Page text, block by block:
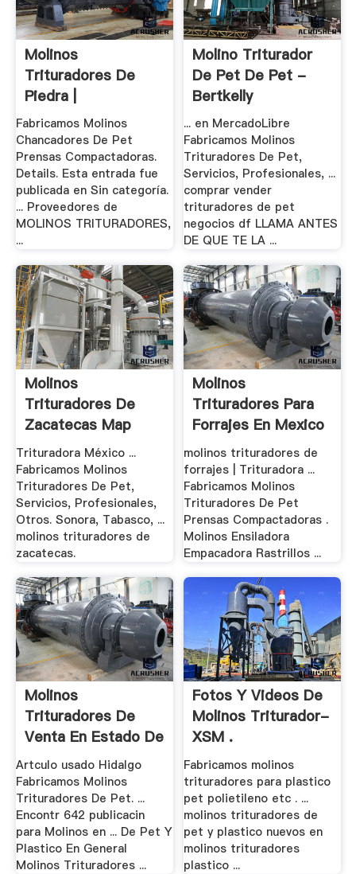
Molinos
Trituradores De
Piedra |
Trituradoras Y .
Fabricamos Molinos
Chancadores De Pet
Prensas Compactadoras.
Details. Esta entrada fue
publicada en Sin categoría.
... Proveedores de
MOLINOS TRITURADORES,
...
Molino Triturador
De Pet De Pet -
Bertkelly
... en MercadoLibre
Fabricamos Molinos
Trituradores De Pet,
Servicios, Profesionales, ...
comprar vender
trituradores de pet
negocios df LLAMA ANTES
DE QUE TE LA ...
Molinos
Trituradores De
Zacatecas Map
Trituradora México ...
Fabricamos Molinos
Trituradores De Pet,
Servicios, Profesionales,
Otros. Sonora, Tabasco, ...
molinos trituradores de
zacatecas.
Molinos
Trituradores Para
Forrajes En Mexico
molinos trituradores de
forrajes | Trituradora ...
Fabricamos Molinos
Trituradores De Pet
Prensas Compactadoras .
Molinos Ensiladora
Empacadora Rastrillos ...
Molinos
Trituradores De
Venta En Estado De
.
Artculo usado Hidalgo
Fabricamos Molinos
Trituradores De Pet. ...
Encontr 642 publicacin
para Molinos en ... De Pet Y
Plastico En General
Molinos Trituradores ...
Fotos Y Videos De
Molinos Triturador-
XSM .
Fabricamos molinos
trituradores para plastico
pet polietileno etc . ...
molinos trituradores de
pet y plastico nuevos en
molinos trituradores
plastico ...